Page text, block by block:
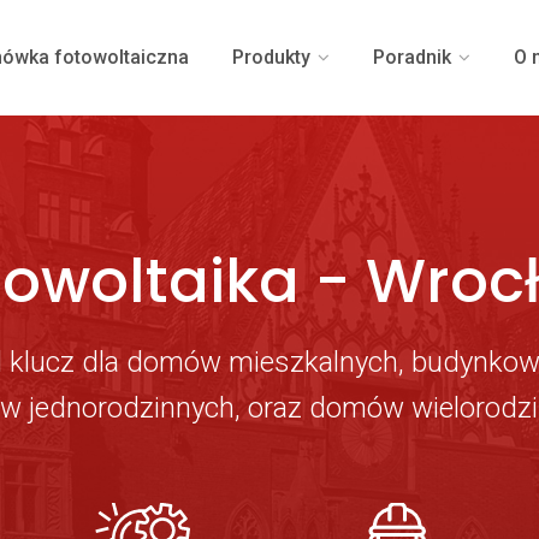
fotowoltaiczna Produkty Poradnik O
-
klucz dla domów mieszkalnych,
jednorodzinnych, oraz domów